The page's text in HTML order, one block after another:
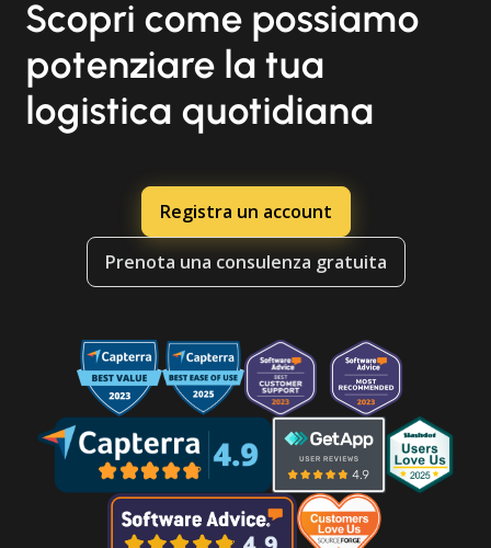
Scopri come possiamo
potenziare la tua
logistica quotidiana
Registra un account
Prenota una consulenza gratuita